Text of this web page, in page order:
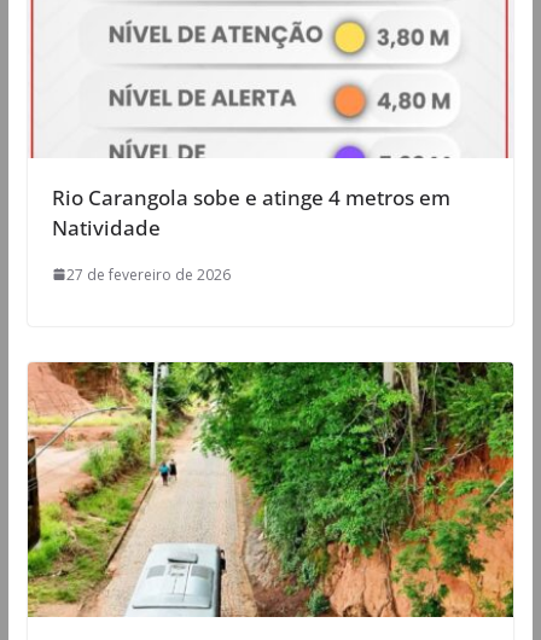
Rio Carangola sobe e atinge 4 metros em
Natividade
27 de fevereiro de 2026